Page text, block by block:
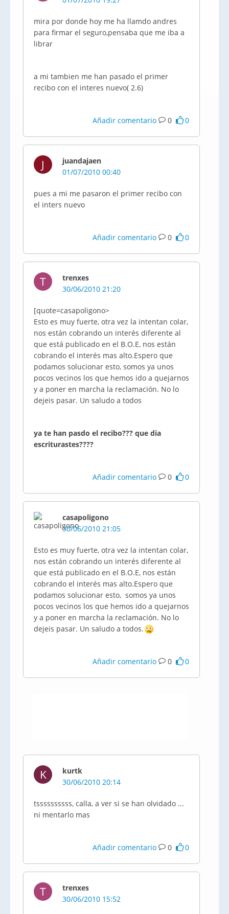
mira por donde hoy me ha llamdo andres
para firmar el seguro,pensaba que me iba a
librar
a mi tambien me han pasado el primer
recibo con el interes nuevo( 2.6)
Añadir comentario 0 0
J
juandajaen
01/07/2010 00:40
pues a mi me pasaron el primer recibo con
el inters nuevo
Añadir comentario 0 0
T
trenxes
30/06/2010 21:20
[quote=casapoligono>
Esto es muy fuerte, otra vez la intentan colar,
nos están cobrando un interés diferente al
que está publicado en el B.O.E, nos están
cobrando el interés mas alto.Espero que
podamos solucionar esto, somos ya unos
pocos vecinos los que hemos ido a quejarnos
y a poner en marcha la reclamación. No lo
dejeis pasar. Un saludo a todos
ya te han pasdo el recibo??? que dia
escriturastes????
Añadir comentario 0 0
casapoligono
30/06/2010 21:05
Esto es muy fuerte, otra vez la intentan colar,
nos están cobrando un interés diferente al
que está publicado en el B.O.E, nos están
cobrando el interés mas alto.Espero que
podamos solucionar esto, somos ya unos
pocos vecinos los que hemos ido a quejarnos
y a poner en marcha la reclamación. No lo
dejeis pasar. Un saludo a todos.
Añadir comentario 0 0
K
kurtk
30/06/2010 20:14
tssssssssss, calla, a ver si se han olvidado ...
ni mentarlo mas
Añadir comentario 0 0
T
trenxes
30/06/2010 15:52